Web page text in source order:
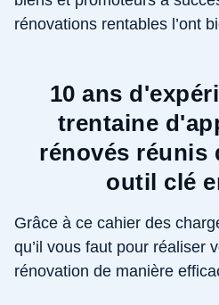
rénovations rentables l’ont
10 ans
trentaine
rénovés réunis
outil clé
Grâce à ce cahier des
qu’il vous faut pour réaliser
rénovation de manière